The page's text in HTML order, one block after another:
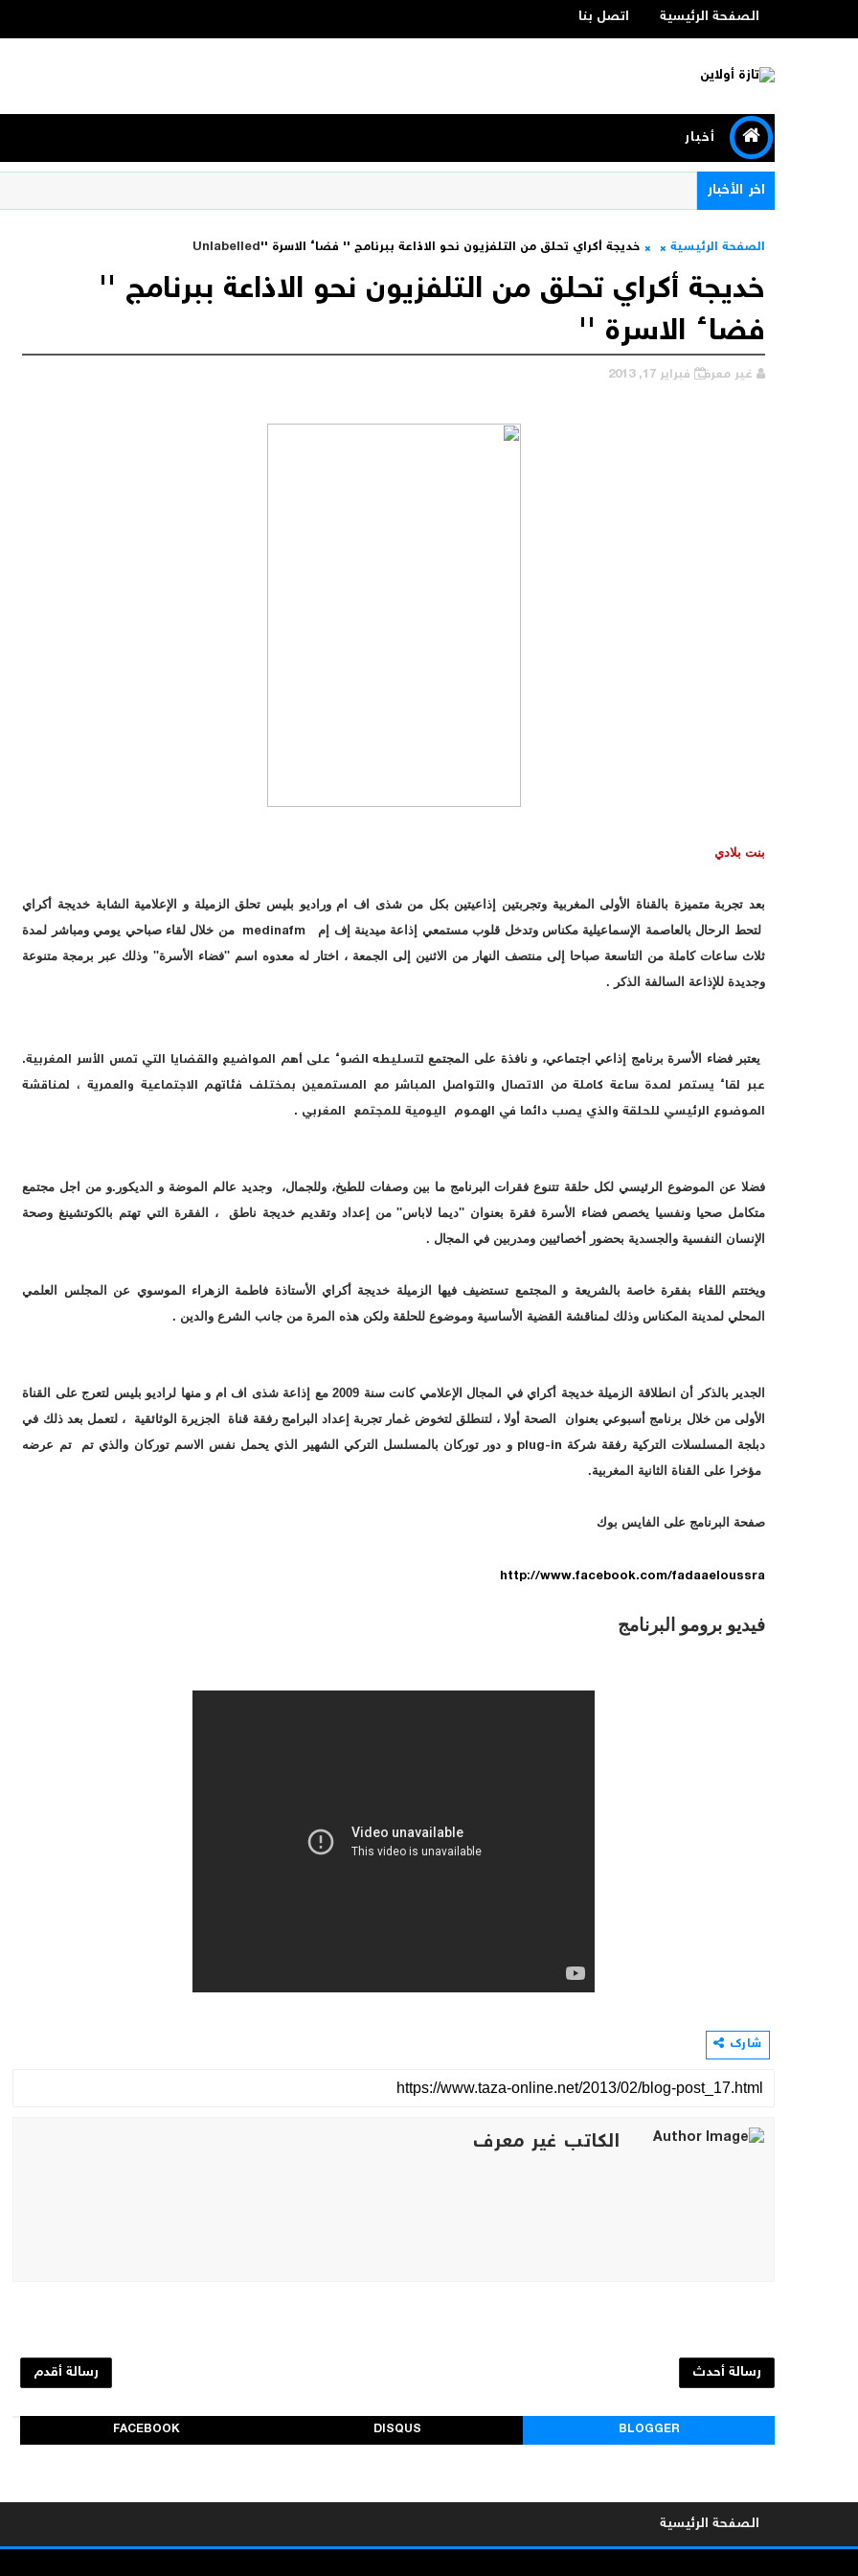
الصفحة الرئيسية اتصل بنا
أخبار
اخر الأخبار
الصفحة الرئيسية Unlabelledخديجة أكراي تحلق من التلفزيون نحو الاذاعة ببرنامج '' فضاء الاسرة ''
خديجة أكراي تحلق من التلفزيون نحو الاذاعة ببرنامج ''
فضاء الاسرة ''
غير معرف فبراير 17, 2013
بنت بلادي
بعد تجربة متميزة بالقناة الأولى المغربية وتجربتين إذاعيتين بكل من شذى اف ام وراديو بليس تحلق الزميلة و الإعلامية الشابة خديجة أكراي
لتحط الرحال بالعاصمة الإسماعيلية مكناس وتدخل قلوب مستمعي إذاعة ميدينة إف إم medinafm من خلال لقاء صباحي يومي ومباشر لمدة
ثلاث ساعات كاملة من التاسعة صباحا إلى منتصف النهار من الاثنين إلى الجمعة ، اختار له معدوه اسم ''فضاء الأسرة'' وذلك عبر برمجة متنوعة
وجديدة للإذاعة السالفة الذكر .
يعتبر فضاء الأسرة برنامج إذاعي اجتماعي، و نافذة على المجتمعلتسليطه الضوء على أهم المواضيع والقضايا التي تمس الأسر المغربية.
عبر لقاء يستمر لمدة ساعة كاملة من الاتصال والتواصل المباشر مع المستمعين بمختلف فئاتهم الاجتماعية والعمرية ، لمناقشة
الموضوع الرئيسي للحلقة والذي يصب دائما في الهموم اليومية للمجتمع المغربي .
فضلا عن الموضوع الرئيسي لكل حلقة تتنوع فقرات البرنامج ما بين وصفات للطبخ، وللجمال، وجديد عالم الموضة و الديكور.و من اجل مجتمع
متكامل صحيا ونفسيا يخصص فضاء الأسرة فقرة بعنوان ''ديما لاباس'' من إعداد وتقديم خديجة ناطق ، الفقرة التي تهتم بالكوتشينغ وصحة
الإنسان النفسية والجسدية بحضور أخصائيين ومدربين في المجال .
ويختتم اللقاء بفقرة خاصة بالشريعة و المجتمع تستضيف فيها الزميلة خديجة أكراي الأستاذة فاطمة الزهراء الموسوي عن المجلس العلمي
المحلي لمدينة المكناس وذلك لمناقشة القضية الأساسية وموضوع للحلقة ولكن هذه المرة من جانب الشرع والدين .
الجدير بالذكر أن انطلاقة الزميلة خديجة أكراي في المجال الإعلامي كانت سنة 2009 مع إذاعة شذى اف ام و منها لراديو بليس لتعرج على القناة
الأولى من خلال برنامج أسبوعي بعنوان الصحة أولا ، لتنطلق لتخوض غمار تجربة إعداد البرامج رفقة قناة الجزيرة الوثائقية ، لتعمل بعد ذلك في
دبلجة المسلسلات التركية رفقة شركة plug-in و دور توركان بالمسلسل التركي الشهير الذي يحمل نفس الاسم توركان والذي تم تم عرضه
مؤخرا على القناة الثانية المغربية.
صفحة البرنامج على الفايس بوك
http://www.facebook.com/fadaaeloussra
فيديو برومو البرنامج
شارك
الكاتب غير معرف
رسالة أحدث رسالة أقدم
BLOGGER
DISQUS
FACEBOOK
الصفحة الرئيسية